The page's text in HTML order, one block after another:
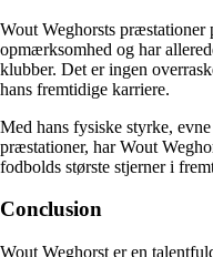
Wout Weghorsts præstationer
opmærksomhed og har
klubber. Det er ingen
hans fremtidige karriere.
Med hans fysiske styrke,
præstationer, har Wout
fodbolds største stjerner i
Conclusion
Wout Weghorst er en